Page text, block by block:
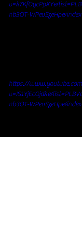
nb3OT-
https://
nb3OT-